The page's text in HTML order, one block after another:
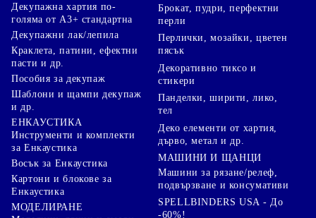
Декупажна хартия по-
голяма от А3+ стандартна
Декупажни лак/лепила
Краклета, патини, ефектни
пасти и др.
Пособия за декупаж
Шаблони и щампи декупаж
и др.
ЕНКАУСТИКА
Инструменти и комплекти
за Енкаустика
Восък за Енкаустика
Картони и блокове за
Енкаустика
МОДЕЛИРАНЕ
Брокат, пудри, перфектни
перли
Перлички, мозайки, цветен
пясък
Декоративно тиксо и
стикери
Панделки, ширити, лико,
тел
Деко елементи от хартия,
дърво, метал и др.
МАШИНИ И ЩАНЦИ
Машини за рязане/релеф,
подвързване и консумативи
SPELLBINDERS USA - До
-60%!